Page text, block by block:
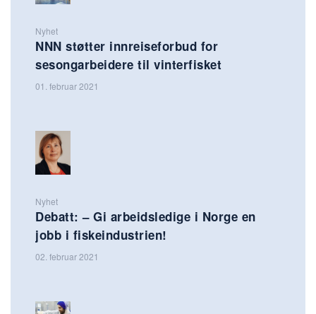
Nyhet
NNN støtter innreiseforbud for
sesongarbeidere til vinterfisket
01. februar 2021
Nyhet
Debatt: – Gi arbeidsledige i Norge en
jobb i fiskeindustrien!
02. februar 2021